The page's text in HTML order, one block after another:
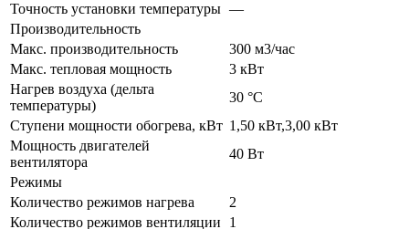
Точность установки температуры —
Производительность
Макс. производительность
300 м3/час
Макс. тепловая мощность
3 кВт
Нагрев воздуха (дельта
температуры)
30 °С
Ступени мощности обогрева, кВт 1,50 кВт,3,00 кВт
Мощность двигателей
вентилятора
40 Вт
Режимы
Количество режимов нагрева
2
Количество режимов вентиляции
1